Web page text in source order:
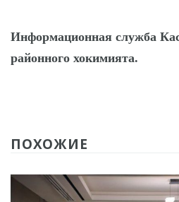
Информационная служба
районного хокимията.
ПОХОЖИЕ